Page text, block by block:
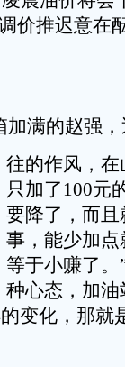
价推迟意在
满的赵强
往的作风，
只加了100元
要降了，而
事，能少加
等于小赚了。
种心态，加
变化，那就